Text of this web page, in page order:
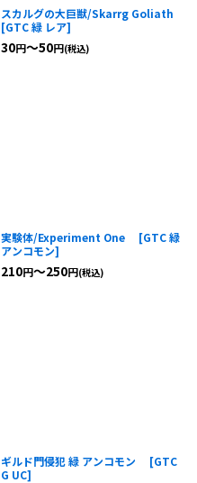
スカルグの大巨獣/Skarrg Goliath
[GTC 緑 レア]
30円～50円(税込)
実験体/Experiment One [GTC 緑
アンコモン]
210円～250円(税込)
ギルド門侵犯 緑 アンコモン [GTC
G UC]